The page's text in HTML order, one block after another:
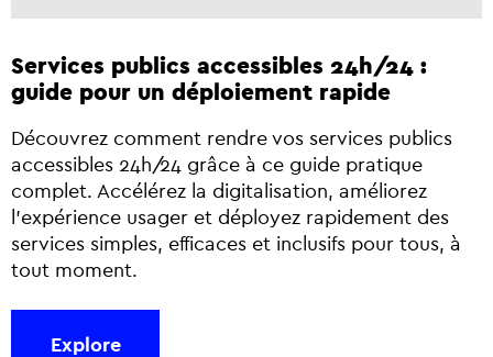
Services publics accessibles 24h/24 :
guide pour un déploiement rapide
Découvrez comment rendre vos services publics
accessibles 24h/24 grâce à ce guide pratique
complet. Accélérez la digitalisation, améliorez
l’expérience usager et déployez rapidement des
services simples, efficaces et inclusifs pour tous, à
tout moment.
Explore